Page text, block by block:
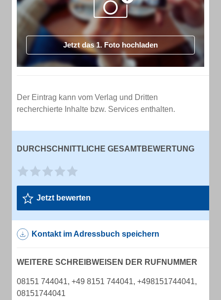
Jetzt das 1. Foto hochladen
Der Eintrag kann vom Verlag und Dritten
recherchierte Inhalte bzw. Services enthalten.
DURCHSCHNITTLICHE GESAMTBEWERTUNG
Jetzt bewerten
Kontakt im Adressbuch speichern
WEITERE SCHREIBWEISEN DER RUFNUMMER
08151 744041, +49 8151 744041, +498151744041,
08151744041